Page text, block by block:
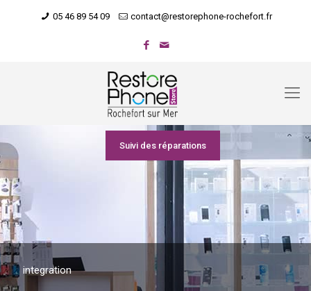
05 46 89 54 09 contact@restorephone-rochefort.fr
Suivi des réparations
integration